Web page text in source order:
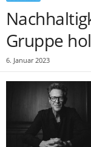
Gruppe
6. Januar 2023